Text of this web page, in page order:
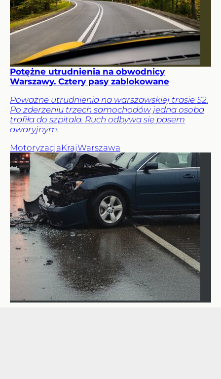
Potężne utrudnienia na obwodnicy
Warszawy. Cztery pasy zablokowane
Poważne utrudnienia na warszawskiej trasie S2.
Po zderzeniu trzech samochodów jedna osoba
trafiła do szpitala. Ruch odbywa się pasem
awaryjnym.
MotoryzacjaKrajWarszawa